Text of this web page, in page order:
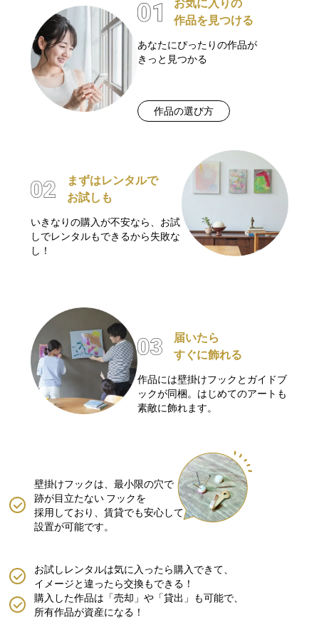
お気に入りの
作品を見つける
あなたにぴったりの作品が
きっと見つかる
作品の選び方
まずはレンタルで
お試しも
いきなりの購入が不安なら、お試
しでレンタルもできるから失敗な
し！
届いたら
すぐに飾れる
作品には壁掛けフックとガイドブ
ックが同梱。はじめてのアートも
素敵に飾れます。
壁掛けフックは、最小限の穴で
跡が目立たない フックを
採用しており、賃貸でも安心して
設置が可能です。
購入した作品は「売却」や「貸出」も可能で、
所有作品が資産になる！
お試しレンタルは気に入ったら購入できて、
イメージと違ったら交換もできる！